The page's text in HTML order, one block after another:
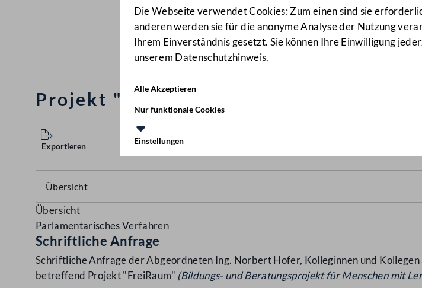
Die Webseite verwendet Cookies: Zum einen sind sie
anderen werden sie für die anonyme Analyse der Nutzung
Ihrem Einverständnis gesetzt. Sie können Ihre Einwilligung
unserem Datenschutzhinweis.
Alle Akzeptieren
Nur funktionale Cookies
Einstellungen
Projekt "FreiRaum"
Exportieren
Übersicht
Parlamentarisches Verfahren
Schriftliche Anfrage
Schriftliche Anfrage der Abgeordneten Ing. Norbert Hofer, Kolleginnen und
betreffend Projekt "FreiRaum" (Bildungs- und Beratungsprojekt für Menschen mit